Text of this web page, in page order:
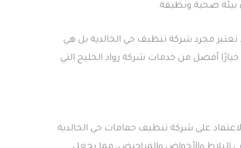
بيئة صحية ونظيفة.
مجرد شركة تنظيف حي الخالدية بل هي
أفضل من خدمات شركة رواد الخليج التي
على شركة تنظيف حمامات حي الخالدية